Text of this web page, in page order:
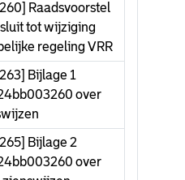
Raadsvoorstel
tot wijziging
regeling VRR
Bijlage 1
over
Bijlage 2
over